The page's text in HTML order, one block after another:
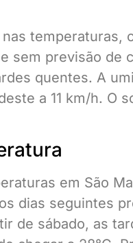
temperaturas,
sem previsão de
quentes. A
a 11 km/h. O
em São
dias seguintes
de sábado, as